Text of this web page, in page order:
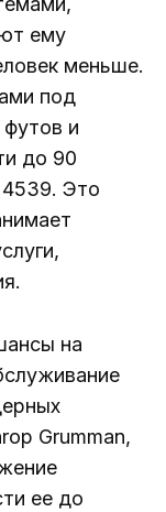
ему
меньше.
под
и
до 90
Это
на
Grumman,
ее до